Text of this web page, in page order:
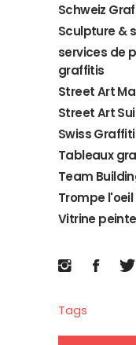
Schweiz
Sculpture &
services de
graffitis
Street Art
Street Art
Swiss
Tableaux
Team
Trompe l'oeil
Vitrine
Tags